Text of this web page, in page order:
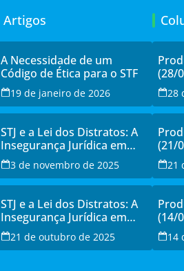
Artigos
A Necessidade de um
Código de Ética para o STF
19 de janeiro de 2026
STJ e a Lei dos Distratos: A
Insegurança Jurídica em
Debate e a Resistência à
Modernização
3 de novembro de 2025
STJ e a Lei dos Distratos: A
Insegurança Jurídica em
Debate e a Resistência à
Modernização
21 de outubro de 2025
(28/
28
(21/
21
(14/
14